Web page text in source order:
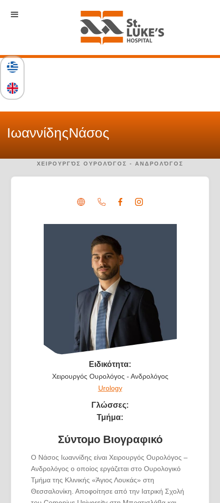
ΙωαννίδηςΝάσος
ΧΕΙΡΟΥΡΓΌΣ ΟΥΡΟΛΌΓΟΣ - ΑΝΔΡΟΛΌΓΟΣ
Ειδικότητα:
Χειρουργός Ουρολόγος - Ανδρολόγος
Urology
Γλώσσες:
Τμήμα:
Σύντομο Βιογραφικό
Ο Νάσος Ιωαννίδης είναι Χειρουργός Ουρολόγος –
Ανδρολόγος ο οποίος εργάζεται στο Ουρολογικό
Τμήμα της Κλινικής «Άγιος Λουκάς» στη
Θεσσαλονίκη. Αποφοίτησε από την Ιατρική Σχολή